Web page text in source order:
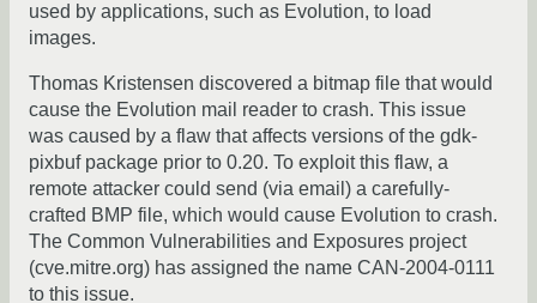
used by applications, such as Evolution, to load
images.
Thomas Kristensen discovered a bitmap file that would
cause the Evolution mail reader to crash. This issue
was caused by a flaw that affects versions of the gdk-
pixbuf package prior to 0.20. To exploit this flaw, a
remote attacker could send (via email) a carefully-
crafted BMP file, which would cause Evolution to crash.
The Common Vulnerabilities and Exposures project
(cve.mitre.org) has assigned the name CAN-2004-0111
to this issue.